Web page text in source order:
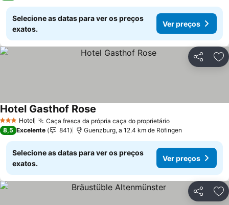
Selecione as datas para ver os preços
exatos.
Ver preços
Partilhar
3 EstrelasHotel Caça fresca da própria caça do proprietário
Hotel Gasthof Rose
8,5 Excelente 841 Guenzburg, a 12.4 km de Röfingen
Selecione as datas para ver os preços
exatos.
Ver preços
Partilhar